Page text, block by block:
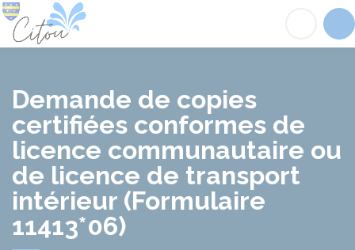
Demande de copies
certifiées conformes de
licence communautaire ou
de licence de transport
intérieur (Formulaire
11413*06)